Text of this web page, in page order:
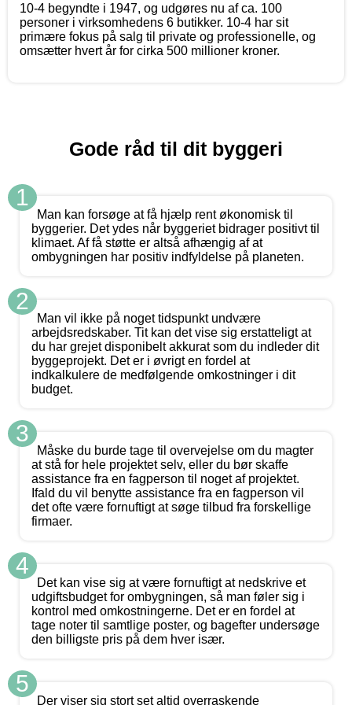
10-4 begyndte i 1947, og udgøres nu af ca. 100
personer i virksomhedens 6 butikker. 10-4 har sit
primære fokus på salg til private og professionelle, og
omsætter hvert år for cirka 500 millioner kroner.
Gode råd til dit byggeri
1
Man kan forsøge at få hjælp rent økonomisk til
byggerier. Det ydes når byggeriet bidrager positivt til
klimaet. Af få støtte er altså afhængig af at
ombygningen har positiv indfyldelse på planeten.
2
Man vil ikke på noget tidspunkt undvære
arbejdsredskaber. Tit kan det vise sig erstatteligt at
du har grejet disponibelt akkurat som du indleder dit
byggeprojekt. Det er i øvrigt en fordel at
indkalkulere de medfølgende omkostninger i dit
budget.
3
Måske du burde tage til overvejelse om du magter
at stå for hele projektet selv, eller du bør skaffe
assistance fra en fagperson til noget af projektet.
Ifald du vil benytte assistance fra en fagperson vil
det ofte være fornuftigt at søge tilbud fra forskellige
firmaer.
4
Det kan vise sig at være fornuftigt at nedskrive et
udgiftsbudget for ombygningen, så man føler sig i
kontrol med omkostningerne. Det er en fordel at
tage noter til samtlige poster, og bagefter undersøge
den billigste pris på dem hver især.
5
Der viser sig stort set altid overraskende